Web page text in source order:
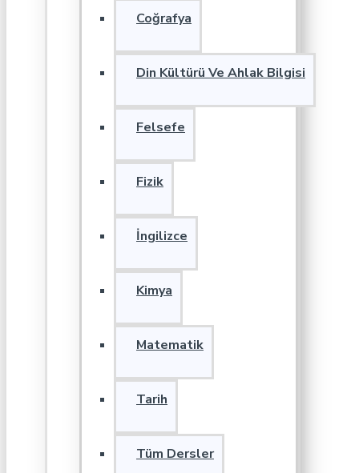
Coğrafya
Din Kültürü Ve Ahlak Bilgisi
Felsefe
Fizik
İngilizce
Kimya
Matematik
Tarih
Tüm Dersler